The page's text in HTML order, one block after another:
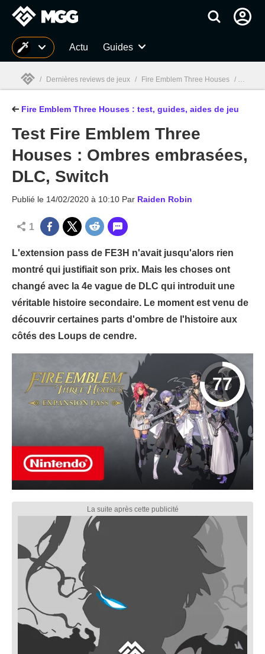
MGG Actu Guides
MGG
/ Dernières reviews de jeux / Fire Emblem Three Houses / Fire
Fire Emblem Three Houses : test, guides, aides de jeu
Test Fire Emblem Three
Houses : Ombres embrasées,
DLC, Switch
Publié le 14/02/2020 à 10:10 Par Raiden Robin
1
L'extension pass de FE3H n'avait jusqu'alors rien
montré qui justifiait son prix. Mais les choses ont
changé avec la 4e vague de DLC qui introduit une
véritable histoire secondaire. Le moment est venu de
découvrir certaines parts d'ombre de l'histoire aux
côtés des Loups de cendre.
77